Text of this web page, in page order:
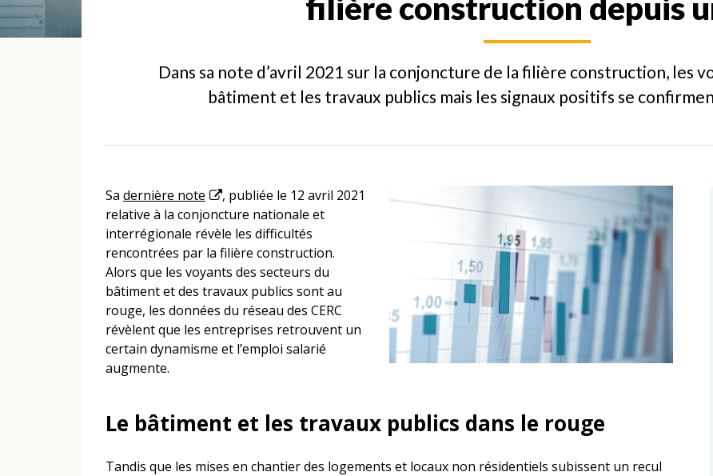
filière construction depuis
Dans sa note d’avril 2021 sur la conjoncture de la filière construction, les
bâtiment et les travaux publics mais les signaux positifs se
Sa dernière note
, publiée le 12 avril 2021
relative à la conjoncture nationale et
interrégionale révèle les difficultés
rencontrées par la filière construction.
Alors que les voyants des secteurs du
bâtiment et des travaux publics sont au
rouge, les données du réseau des CERC
révèlent que les entreprises retrouvent un
certain dynamisme et l’emploi salarié
augmente.
Le bâtiment et les travaux publics dans le rouge
Tandis que les mises en chantier des logements et locaux non résidentiels subissent un recul